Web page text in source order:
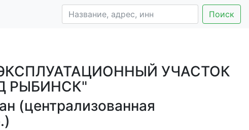
Поиск
УЧАСТОК
РЫБИНСК"
(централизованная